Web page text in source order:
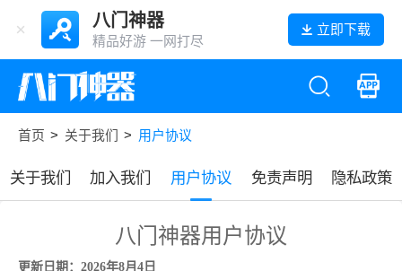
八门神器
精品好游 一网打尽
立即下载
首页 > 关于我们 > 用户协议
关于我们 加入我们 用户协议 免责声明 隐私政策